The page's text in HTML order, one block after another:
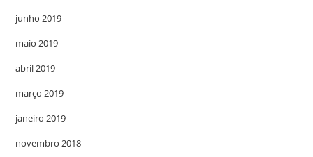
junho 2019
maio 2019
abril 2019
março 2019
janeiro 2019
novembro 2018